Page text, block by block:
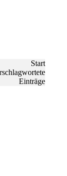
Start
Einträge